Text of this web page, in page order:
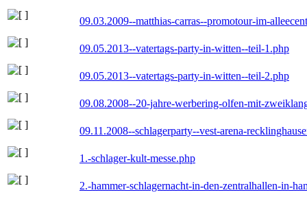
09.03.2009--matthias-carras--promotour-im-
09.05.2013--vatertags-party-in-witten--teil-1.php
09.05.2013--vatertags-party-in-witten--teil-2.php
09.08.2008--20-jahre-werbering-olfen-mit-
09.11.2008--schlagerparty--vest-arena-
1.-schlager-kult-messe.php
2.-hammer-schlagernacht-in-den-zentralhallen-in-